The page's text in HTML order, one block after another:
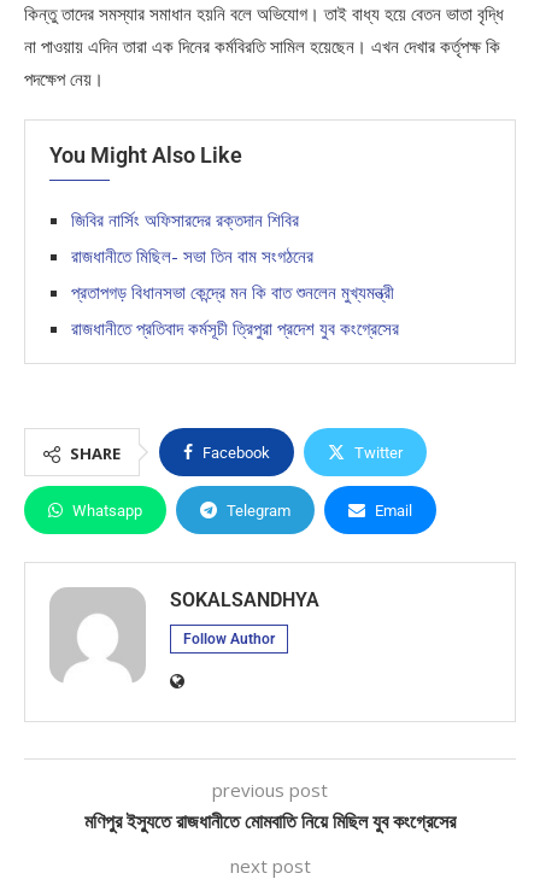
কিন্তু তাদের সমস্যার সমাধান হয়নি বলে অভিযোগ। তাই বাধ্য হয়ে বেতন ভাতা বৃদ্ধি
না পাওয়ায় এদিন তারা এক দিনের কর্মবিরতি সামিল হয়েছেন। এখন দেখার কর্তৃপক্ষ কি
পদক্ষেপ নেয়।
You Might Also Like
জিবির নার্সিং অফিসারদের রক্তদান শিবির
রাজধানীতে মিছিল- সভা তিন বাম সংগঠনের
প্রতাপগড় বিধানসভা কেন্দ্রে মন কি বাত শুনলেন মুখ্যমন্ত্রী
রাজধানীতে প্রতিবাদ কর্মসূচী ত্রিপুরা প্রদেশ যুব কংগ্রেসের
SHARE Facebook Twitter
Whatsapp Telegram Email
SOKALSANDHYA
Follow Author
previous post
মণিপুর ইস্যুতে রাজধানীতে মোমবাতি নিয়ে মিছিল যুব কংগ্রেসের
next post